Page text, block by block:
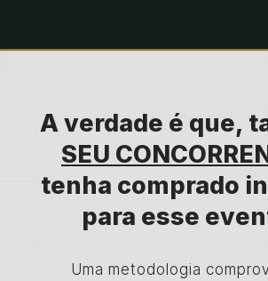
SEU
tenha comprado
para esse
Uma metodologia